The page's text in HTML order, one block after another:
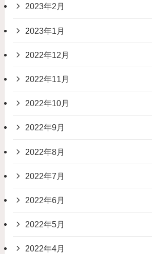
2023年2月
2023年1月
2022年12月
2022年11月
2022年10月
2022年9月
2022年8月
2022年7月
2022年6月
2022年5月
2022年4月